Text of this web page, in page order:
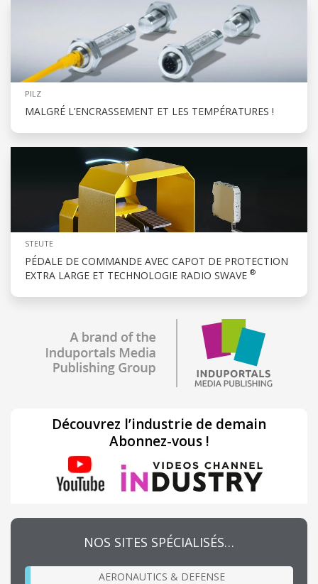
PILZ
MALGRÉ L’ENCRASSEMENT ET LES TEMPÉRATURES !
STEUTE
PÉDALE DE COMMANDE AVEC CAPOT DE PROTECTION
EXTRA LARGE ET TECHNOLOGIE RADIO SWAVE ®
Découvrez l’industrie de demain
Abonnez-vous !
NOS SITES SPÉCIALISÉS…
AERONAUTICS & DEFENSE